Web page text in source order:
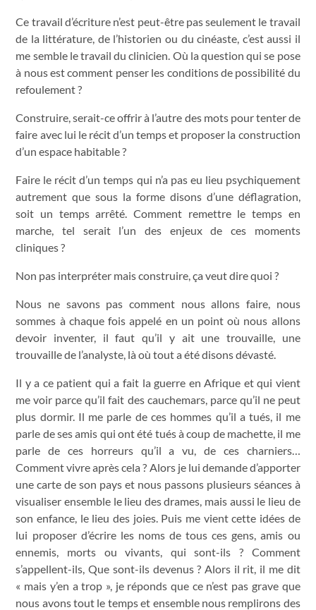
Ce travail d’écriture n’est peut-être pas seulement le travail
de la littérature, de l’historien ou du cinéaste, c’est aussi il
me semble le travail du clinicien. Où la question qui se pose
à nous est comment penser les conditions de possibilité du
refoulement ?
Construire, serait-ce offrir à l’autre des mots pour tenter de
faire avec lui le récit d’un temps et proposer la construction
d’un espace habitable ?
Faire le récit d’un temps qui n’a pas eu lieu psychiquement
autrement que sous la forme disons d’une déflagration,
soit un temps arrêté. Comment remettre le temps en
marche, tel serait l’un des enjeux de ces moments
cliniques ?
Non pas interpréter mais construire, ça veut dire quoi ?
Nous ne savons pas comment nous allons faire, nous
sommes à chaque fois appelé en un point où nous allons
devoir inventer, il faut qu’il y ait une trouvaille, une
trouvaille de l’analyste, là où tout a été disons dévasté.
Il y a ce patient qui a fait la guerre en Afrique et qui vient
me voir parce qu’il fait des cauchemars, parce qu’il ne peut
plus dormir. Il me parle de ces hommes qu’il a tués, il me
parle de ses amis qui ont été tués à coup de machette, il me
parle de ces horreurs qu’il a vu, de ces charniers…
Comment vivre après cela ? Alors je lui demande d’apporter
une carte de son pays et nous passons plusieurs séances à
visualiser ensemble le lieu des drames, mais aussi le lieu de
son enfance, le lieu des joies. Puis me vient cette idées de
lui proposer d’écrire les noms de tous ces gens, amis ou
ennemis, morts ou vivants, qui sont-ils ? Comment
s’appellent-ils, Que sont-ils devenus ? Alors il rit, il me dit
« mais y’en a trop », je réponds que ce n’est pas grave que
nous avons tout le temps et ensemble nous remplirons des